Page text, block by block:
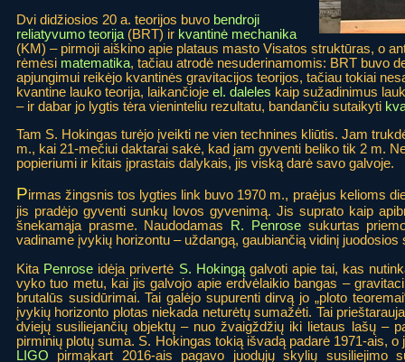
Dvi didžiosios 20 a. teorijos buvo bendroji
reliatyvumo teorija (BRT) ir kvantinė mechanika
(KM) – pirmoji aiškino apie plataus masto Visatos struktūras, o
rėmėsi matematika, tačiau atrodė nesuderinamomis: BRT buvo
apjungimui reikėjo kvantinės gravitacijos teorijos, tačiau tokiai
kvantine lauko teorija, laikančioje el. daleles kaip sužadinimus
– ir dabar jo lygtis tėra vieninteliu rezultatu, bandančiu sutaikyti
Tam S. Hokingas turėjo įveikti ne vien technines kliūtis. Jam
m., kai 21-mečiui daktarai sakė, kad jam gyventi beliko tik 2 m.
popieriumi ir kitais įprastais dalykais, jis viską darė savo galvoje.
Pirmas žingsnis tos lygties link buvo 1970 m., praėjus kelioms
jis pradėjo gyventi sunkų lovos gyvenimą. Jis suprato kaip
šnekamąja prasme. Naudodamas
R. Penrosesukurtas
vadiname įvykių horizontu – uždangą, gaubiančią vidinį
Kita Penrose idėja privertė S. Hokingągalvoti apie tai, kas
vyko tuo metu, kai jis galvojo apie erdvėlaikio bangas –
brutalūs susidūrimai. Tai galėjo supurenti dirvą jo „ploto
įvykių horizonto plotas niekada neturėtų sumažėti. Tai
dviejų susiliejančių objektų – nuo žvaigždžių iki lietaus lašų –
pirminių plotų suma. S. Hokingas tokią išvadą padarė 1971-ais,
LIGO pirmąkart 2016-ais pagavo juodųjų skylių susiliejimo